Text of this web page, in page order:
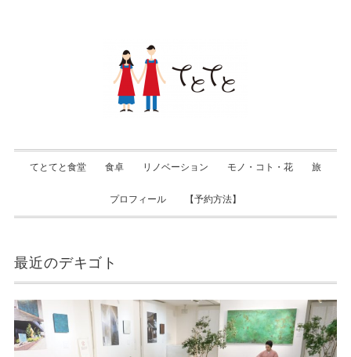
てとてと食堂 食卓 リノベーション モノ・コト・花 旅
プロフィール 【予約方法】
最近のデキゴト